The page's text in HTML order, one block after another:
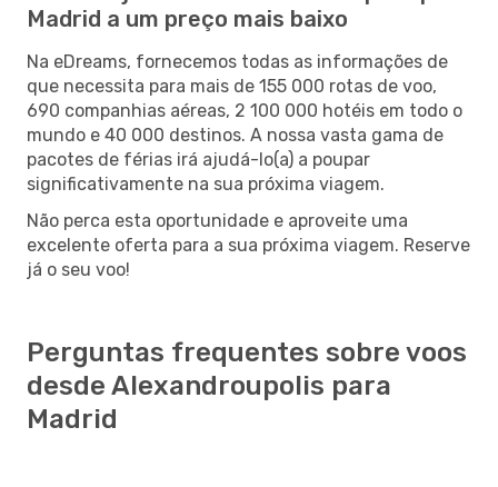
Madrid a um preço mais baixo
Na eDreams, fornecemos todas as informações de
que necessita para mais de 155 000 rotas de voo,
690 companhias aéreas, 2 100 000 hotéis em todo o
mundo e 40 000 destinos. A nossa vasta gama de
pacotes de férias irá ajudá-lo(a) a poupar
significativamente na sua próxima viagem.
Não perca esta oportunidade e aproveite uma
excelente oferta para a sua próxima viagem. Reserve
já o seu voo!
Perguntas frequentes sobre voos
desde Alexandroupolis para
Madrid